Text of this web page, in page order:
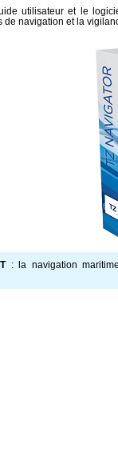
utilisateur et le
de navigation et la
: la navigation